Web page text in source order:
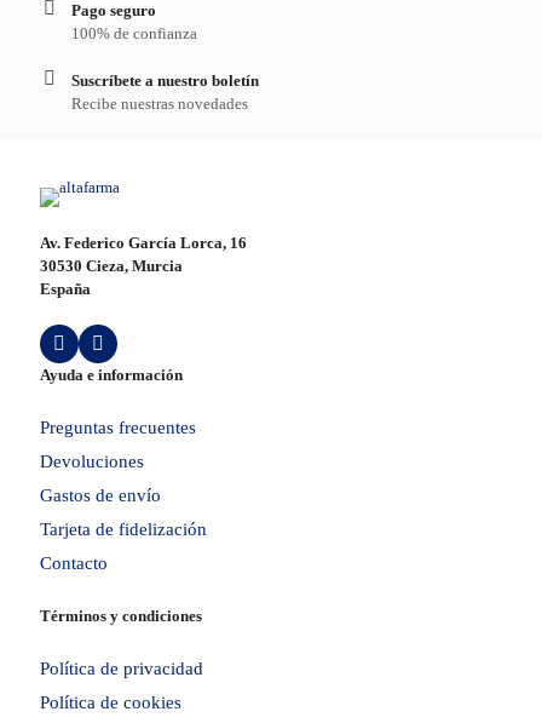
Pago seguro
100% de confianza
Suscríbete a nuestro boletín
Recibe nuestras novedades
Av. Federico García Lorca, 16
30530 Cieza, Murcia
España
Ayuda e información
Preguntas frecuentes
Devoluciones
Gastos de envío
Tarjeta de fidelización
Contacto
Términos y condiciones
Política de privacidad
Política de cookies